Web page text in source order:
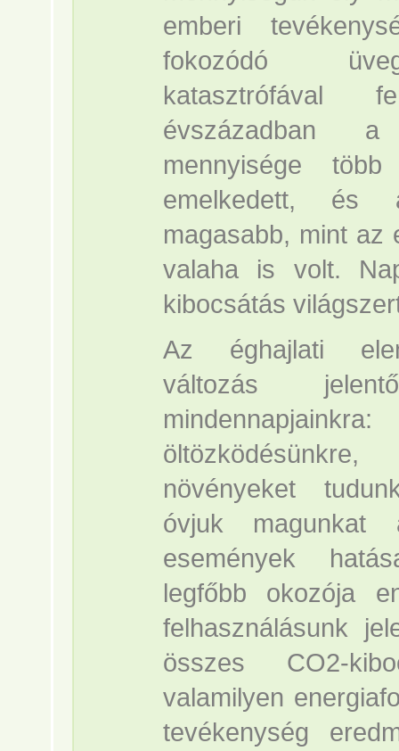
emberi
fokozódó
katasztrófával
évszázadban
mennyisége
emelkedett, és
magasabb, mint az
valaha is volt.
kibocsátás
Az éghajlati
változás
növényeket
óvjuk magunkat
események
legfőbb okozója
felhasználásunk
összes CO2-
valamilyen
tevékenység